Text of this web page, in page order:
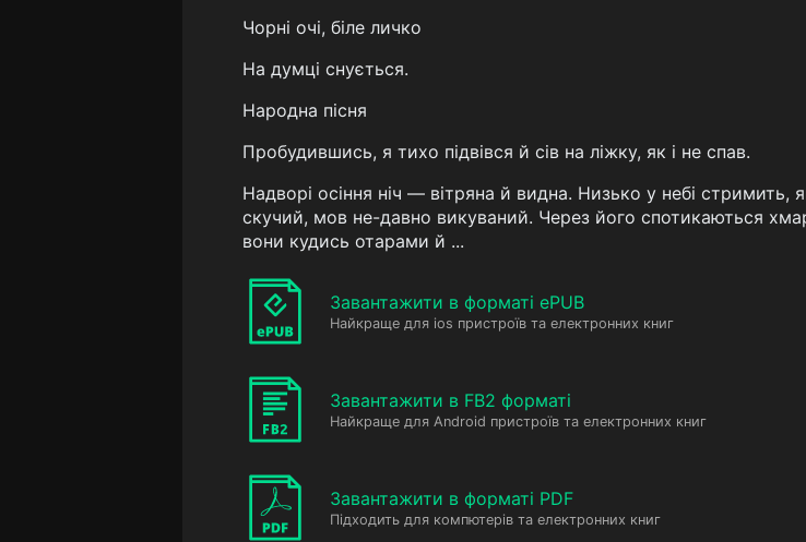
Чорні очі, біле личко
На думці снується.
Народна пісня
Пробудившись, я тихо підвівся й сів на ліжку, як і не спав.
Надворі осіння ніч — вітряна й видна. Низько у небі
скучий, мов не-давно викуваний. Через його спотикаються
вони кудись отарами й ...
Завантажити в форматі ePUB
Найкраще для ios пристроїв та електронних книг
Завантажити в FB2 форматі
Найкраще для Android пристроїв та електронних книг
Завантажити в форматі PDF
Підходить для компютерів та електронних книг